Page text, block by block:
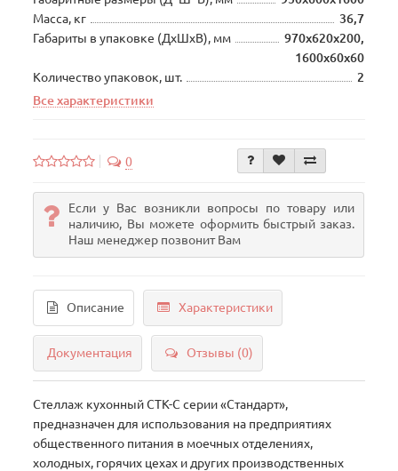
Масса, кг
36,7
Габариты в упаковке (ДхШхВ), мм
970х620х200,
1600х60х60
Количество упаковок, шт.
2
Все характеристики
0
Если у Вас возникли вопросы по товару или
наличию, Вы можете оформить быстрый заказ.
Наш менеджер позвонит Вам
Описание Характеристики
Документация Отзывы (0)
Стеллаж кухонный СТК-С серии «Стандарт»,
предназначен для использования на предприятиях
общественного питания в моечных отделениях,
холодных, горячих цехах и других производственных